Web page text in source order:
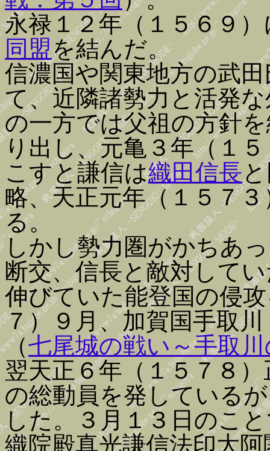
永禄１２年（１５６９
同盟を結んだ。
信濃国や関東地方の武
て、近隣諸勢力と活発
の一方では父祖の方針
り出し、元亀３年（１
こすと謙信は織田信長
略、天正元年（１５７
る。
しかし勢力圏がかちあ
断交、信長と敵対して
伸びていた能登国の侵
７）９月、加賀国手取
（七尾城の戦い～手取
翌天正６年（１５７８
の総動員を発している
した。３月１３日のこ
織院殿真光謙信法印大